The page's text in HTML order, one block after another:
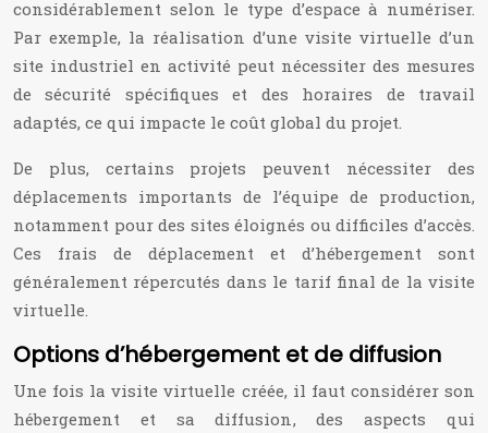
considérablement selon le type d’espace à numériser.
Par exemple, la réalisation d’une visite virtuelle d’un
site industriel en activité peut nécessiter des mesures
de sécurité spécifiques et des horaires de travail
adaptés, ce qui impacte le coût global du projet.
De plus, certains projets peuvent nécessiter des
déplacements importants de l’équipe de production,
notamment pour des sites éloignés ou difficiles d’accès.
Ces frais de déplacement et d’hébergement sont
généralement répercutés dans le tarif final de la visite
virtuelle.
Options d’hébergement et de diffusion
Une fois la visite virtuelle créée, il faut considérer son
hébergement et sa diffusion, des aspects qui